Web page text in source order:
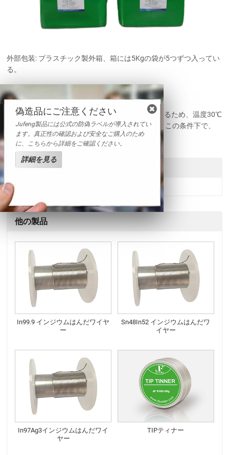
外部包装: プラスチック製外箱、箱には5Kgの袋が5つずつ入ってい
る。
このはんだ合金粉末の保管条件は、品質を維持するため、温度30℃
以下、湿度80％以下で保管する必要があります。この条件下で、
はんだパウダーの保存可能期間は最大6ヶ月です。
送信
他の製品
In99.9 インジウムはんだワイヤ
ー
Sn48In52 インジウムはんだワ
イヤー
In97Ag3インジウムはんだワイ
ヤー
TIPティナー
偽造品にご注意ください
Jufeng製品には公式の防偽ラベルが導入されてい
ます。真正性の確認および安全なご購入のため
に、こちらから詳細をご確認ください。
詳細を見る